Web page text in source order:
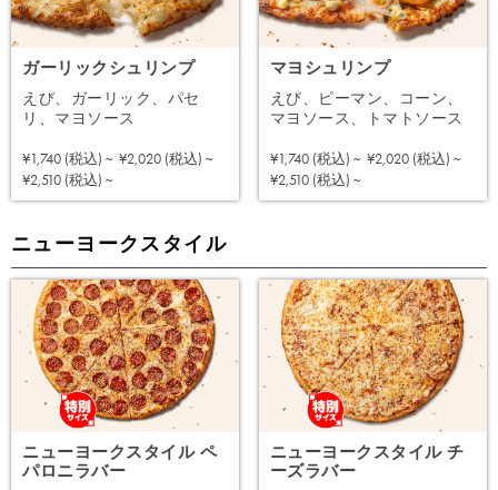
ガーリックシュリンプ
えび、ガーリック、パセ
リ、マヨソース
¥1,740 (税込) ~ ¥2,020 (税込) ~
¥2,510 (税込) ~
マヨシュリンプ
えび、ピーマン、コーン、
マヨソース、トマトソース
¥1,740 (税込) ~ ¥2,020 (税込) ~
¥2,510 (税込) ~
ニューヨークスタイル
ニューヨークスタイル ペ
パロニラバー
ニューヨークスタイル チ
ーズラバー